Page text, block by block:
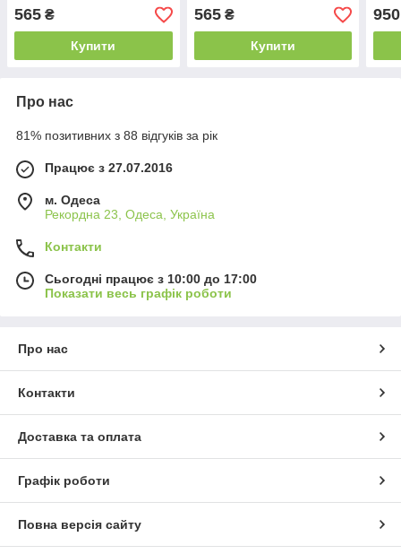
565 ₴
Купити
565₴
Купити
950
Про нас
81% позитивних з 88 відгуків за рік
Працює з 27.07.2016
м. Одеса
Рекордна 23, Одеса, Україна
Контакти
Сьогодні працює з 10:00 до 17:00
Показати весь графік роботи
Про нас
Контакти
Доставка та оплата
Графік роботи
Повна версія сайту